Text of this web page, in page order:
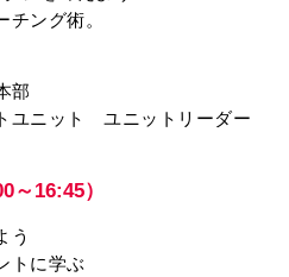
ング術。
部
ユニット ユニットリーダー
16:45）
う
トに学ぶ